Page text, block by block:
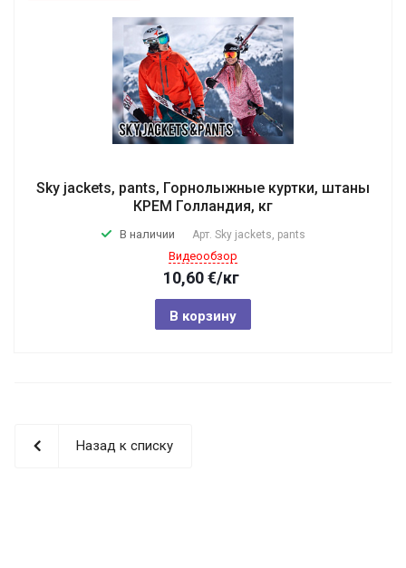
Sky jackets, pants, Горнолыжные куртки, штаны
КРЕМ Голландия, кг
В наличии Арт. Sky jackets, pants
Видеообзор
10,60€/кг
В корзину
Назад к списку